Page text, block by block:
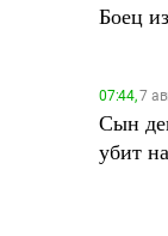
Боец
07:44,7
Сын
убит